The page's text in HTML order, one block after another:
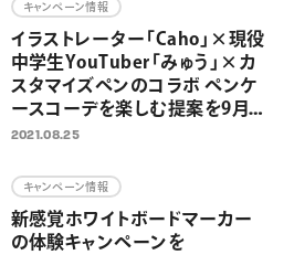
キャンペーン情報
イラストレーター「Caho」×現役
中学生YouTuber「みゅう」×カ
スタマイズペンのコラボ ペンケ
ースコーデを楽しむ提案を9月よ
りスタート
2021.08.25
キャンペーン情報
新感覚ホワイトボードマーカー
の体験キャンペーンを